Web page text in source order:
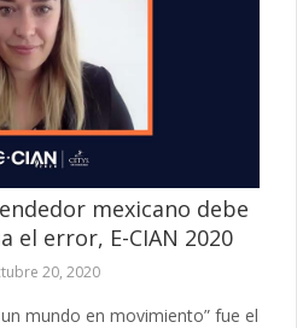
mexicano debe
el error, E-CIAN 2020
20, 2020
mundo en movimiento” fue el